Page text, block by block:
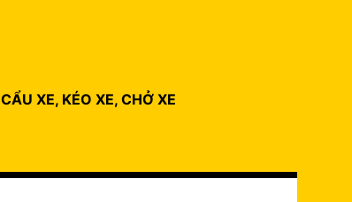
CẨU XE, KÉO XE, CHỞ XE